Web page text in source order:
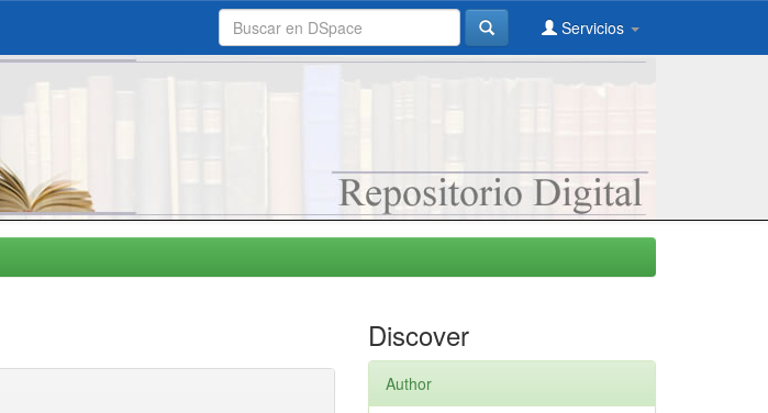
Servicios
Discover
Author